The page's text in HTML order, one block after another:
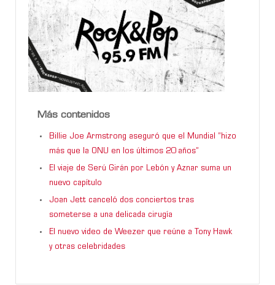
Más contenidos
Billie Joe Armstrong aseguró que el Mundial “hizo
más que la ONU en los últimos 20 años”
El viaje de Serú Girán por Lebón y Aznar suma un
nuevo capítulo
Joan Jett canceló dos conciertos tras
someterse a una delicada cirugía
El nuevo video de Weezer que reúne a Tony Hawk
y otras celebridades